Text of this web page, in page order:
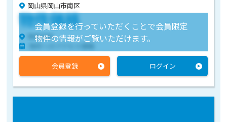
岡山県岡山市南区
会員登録を行っていただくことで会員限定
物件の情報がご覧いただけます。
物件価格
物件住所
物件へのアクセス情報
会員登録 ログイン